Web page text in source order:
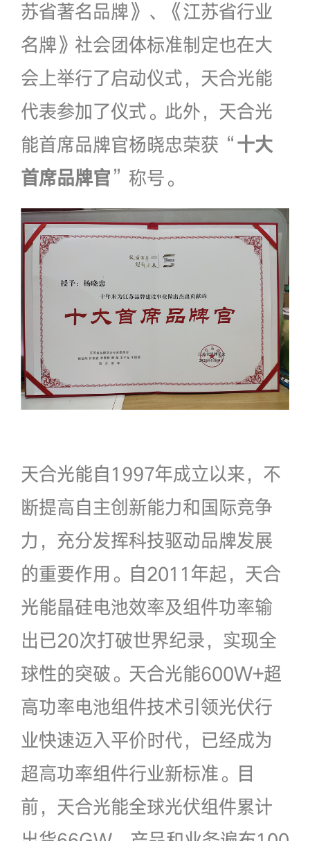
苏省著名品牌》、《江苏省行业
名牌》社会团体标准制定也在大
会上举行了启动仪式，天合光能
代表参加了仪式。此外，天合光
能首席品牌官杨晓忠荣获“十大
首席品牌官”称号。
天合光能自1997年成立以来，不
断提高自主创新能力和国际竞争
力，充分发挥科技驱动品牌发展
的重要作用。自2011年起，天合
光能晶硅电池效率及组件功率输
出已20次打破世界纪录，实现全
球性的突破。天合光能600W+超
高功率电池组件技术引领光伏行
业快速迈入平价时代，已经成为
超高功率组件行业新标准。目
前，天合光能全球光伏组件累计